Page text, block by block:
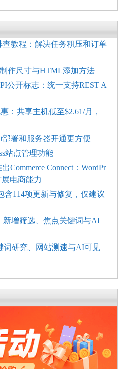
查教程：解决任务积压和订单
作尺寸与HTML添加方法
公开标志：统一支持REST A
：共享主机低至$2.61/月，
部署和服务器开通更方便
站点管理功能
Commerce Connect：WordPr
电商能力
含114项更新与修复，仅建议
新增筛选、焦点关键词与AI
词研究、网站测速与AI可见